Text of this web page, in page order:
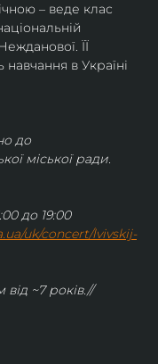
– веде клас
ЇЇ
в Україні
до
міської ради.
до 19:00
uk/concert/lvivskij-
від ~7 років.//